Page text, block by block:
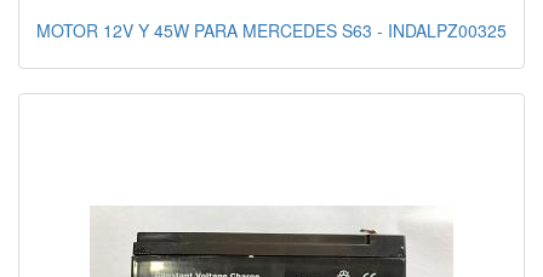
MOTOR 12V Y 45W PARA MERCEDES S63 - INDALPZ00325